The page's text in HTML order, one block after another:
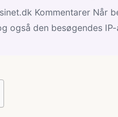
Kommentarer Når
også den besøgendes